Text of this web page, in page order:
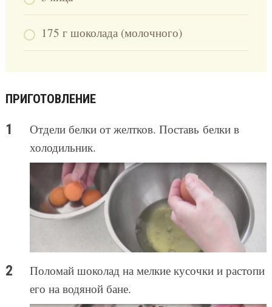
175 г шоколада (молочного)
ПРИГОТОВЛЕНИЕ
Отдели белки от желтков. Поставь белки в
холодильник.
Поломай шоколад на мелкие кусочки и растопи
его на водяной бане.